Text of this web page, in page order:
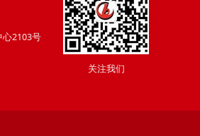
2103号
关注我们